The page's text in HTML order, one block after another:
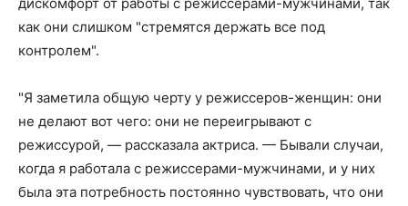
как они слишком "стремятся держать все под
контролем".
"Я заметила общую черту у режиссеров-женщин: они
не делают вот чего: они не переигрывают с
режиссурой, — рассказала актриса. — Бывали случаи,
когда я работала с режиссерами-мужчинами, и у них
была эта потребность постоянно чувствовать, что они